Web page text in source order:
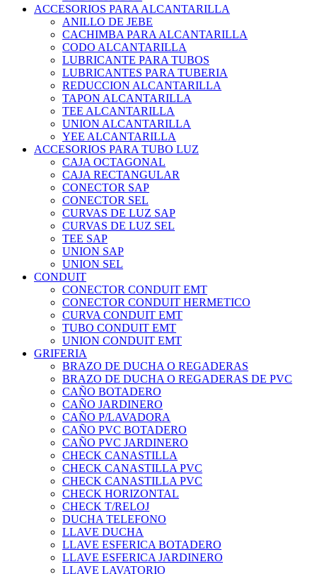
ACCESORIOS PARA ALCANTARILLA
ANILLO DE JEBE
CACHIMBA PARA ALCANTARILLA
CODO ALCANTARILLA
LUBRICANTE PARA TUBOS
LUBRICANTES PARA TUBERIA
REDUCCION ALCANTARILLA
TAPON ALCANTARILLA
TEE ALCANTARILLA
UNION ALCANTARILLA
YEE ALCANTARILLA
ACCESORIOS PARA TUBO LUZ
CAJA OCTAGONAL
CAJA RECTANGULAR
CONECTOR SAP
CONECTOR SEL
CURVAS DE LUZ SAP
CURVAS DE LUZ SEL
TEE SAP
UNION SAP
UNION SEL
CONDUIT
CONECTOR CONDUIT EMT
CONECTOR CONDUIT HERMETICO
CURVA CONDUIT EMT
TUBO CONDUIT EMT
UNION CONDUIT EMT
GRIFERIA
BRAZO DE DUCHA O REGADERAS
BRAZO DE DUCHA O REGADERAS DE PVC
CAÑO BOTADERO
CAÑO JARDINERO
CAÑO P/LAVADORA
CAÑO PVC BOTADERO
CAÑO PVC JARDINERO
CHECK CANASTILLA
CHECK CANASTILLA PVC
CHECK CANASTILLA PVC
CHECK HORIZONTAL
CHECK T/RELOJ
DUCHA TELEFONO
LLAVE DUCHA
LLAVE ESFERICA BOTADERO
LLAVE ESFERICA JARDINERO
LLAVE LAVATORIO